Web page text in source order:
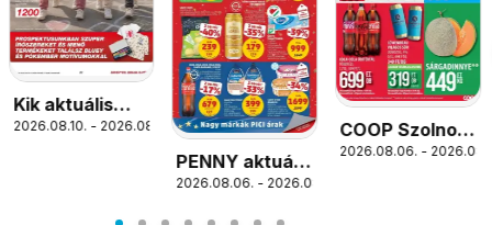
Kik aktuális
akciós újság
2026.08.10. - 2026.08.16.
PENNY aktuális
akciós újság
2026.08.06. - 2026.08.12.
COOP Szolnok
akciós újság
2026.08.06. -